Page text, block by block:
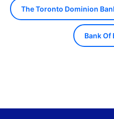
The Toronto Dominion
Bank Of